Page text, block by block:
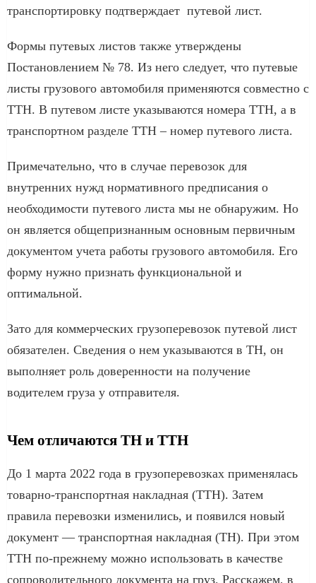
транспортировку подтверждает путевой лист.
Формы путевых листов также утверждены
Постановлением № 78. Из него следует, что путевые
листы грузового автомобиля применяются совместно с
ТТН. В путевом листе указываются номера ТТН, а в
транспортном разделе ТТН – номер путевого листа.
Примечательно, что в случае перевозок для
внутренних нужд нормативного предписания о
необходимости путевого листа мы не обнаружим. Но
он является общепризнанным основным первичным
документом учета работы грузового автомобиля. Его
форму нужно признать функциональной и
оптимальной.
Зато для коммерческих грузоперевозок путевой лист
обязателен. Сведения о нем указываются в ТН, он
выполняет роль доверенности на получение
водителем груза у отправителя.
Чем отличаются ТН и ТТН
До 1 марта 2022 года в грузоперевозках применялась
товарно-транспортная накладная (ТТН). Затем
правила перевозки изменились, и появился новый
документ — транспортная накладная (ТН). При этом
ТТН по-прежнему можно использовать в качестве
сопроводительного документа на груз. Расскажем, в